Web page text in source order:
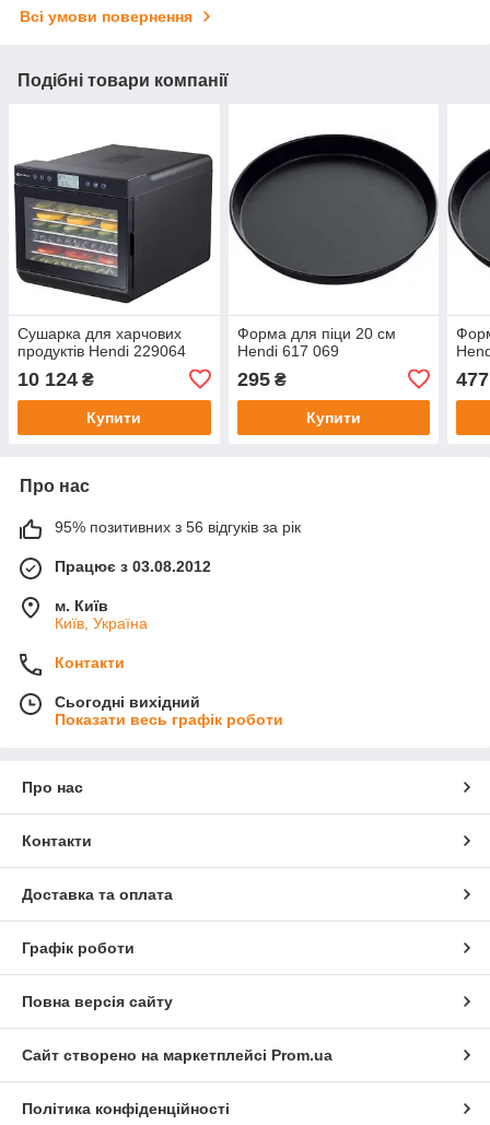
Всі умови повернення
Подібні товари компанії
Сушарка для харчових
продуктів Hendi 229064
10 124 ₴
Купити
Форма для піци 20 см
Hendi 617 069
295₴
Купити
477
Про нас
95% позитивних з 56 відгуків за рік
Працює з 03.08.2012
м. Київ
Київ, Україна
Контакти
Сьогодні вихідний
Показати весь графік роботи
Про нас
Контакти
Доставка та оплата
Графік роботи
Повна версія сайту
Сайт створено на маркетплейсі Prom.ua
Політика конфіденційності